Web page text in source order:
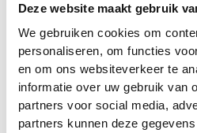
Deze website maakt gebruik
We gebruiken cookies om
personaliseren, om functies
en om ons websiteverkeer te
informatie over uw gebruik van
partners voor social media,
partners kunnen deze